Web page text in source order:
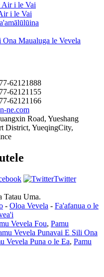
Air i le Vai
i le Vai
Maualuga le Vevela
62121888
62121155
62121166
ne.com
Road, Yueshang
District, YueqingCity,
Twitter
Tatau Uma.
- Oloa Vevela - Fa'afanua o le
Vevela Fou, Pamu
Vevela Punavai E Sili Ona
Vevela Puna o le Ea, Pamu